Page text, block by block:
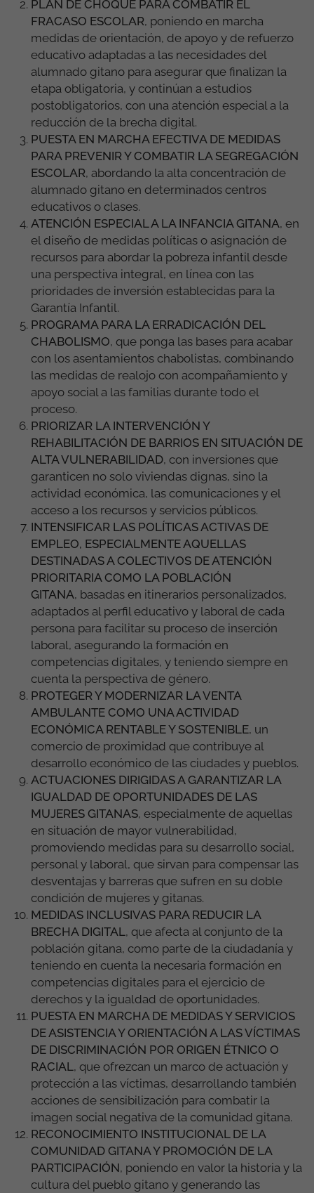
PLAN DE CHOQUE PARA COMBATIR EL
FRACASO ESCOLAR, poniendo en marcha
medidas de orientación, de apoyo y de refuerzo
educativo adaptadas a las necesidades del
alumnado gitano para asegurar que finalizan la
etapa obligatoria, y continúan a estudios
postobligatorios, con una atención especial a la
reducción de la brecha digital.
PUESTA EN MARCHA EFECTIVA DE MEDIDAS
PARA PREVENIR Y COMBATIR LA SEGREGACIÓN
ESCOLAR, abordando la alta concentración de
alumnado gitano en determinados centros
educativos o clases.
ATENCIÓN ESPECIAL A LA INFANCIA GITANA, en
el diseño de medidas políticas o asignación de
recursos para abordar la pobreza infantil desde
una perspectiva integral, en línea con las
prioridades de inversión establecidas para la
Garantía Infantil.
PROGRAMA PARA LA ERRADICACIÓN DEL
CHABOLISMO, que ponga las bases para acabar
con los asentamientos chabolistas, combinando
las medidas de realojo con acompañamiento y
apoyo social a las familias durante todo el
proceso.
PRIORIZAR LA INTERVENCIÓN Y
REHABILITACIÓN DE BARRIOS EN SITUACIÓN DE
ALTA VULNERABILIDAD, con inversiones que
garanticen no solo viviendas dignas, sino la
actividad económica, las comunicaciones y el
acceso a los recursos y servicios públicos.
INTENSIFICAR LAS POLÍTICAS ACTIVAS DE
EMPLEO, ESPECIALMENTE AQUELLAS
DESTINADAS A COLECTIVOS DE ATENCIÓN
PRIORITARIA COMO LA POBLACIÓN
GITANA, basadas en itinerarios personalizados,
adaptados al perfil educativo y laboral de cada
persona para facilitar su proceso de inserción
laboral, asegurando la formación en
competencias digitales, y teniendo siempre en
cuenta la perspectiva de género.
PROTEGER Y MODERNIZAR LA VENTA
AMBULANTE COMO UNA ACTIVIDAD
ECONÓMICA RENTABLE Y SOSTENIBLE, un
comercio de proximidad que contribuye al
desarrollo económico de las ciudades y pueblos.
ACTUACIONES DIRIGIDAS A GARANTIZAR LA
IGUALDAD DE OPORTUNIDADES DE LAS
MUJERES GITANAS, especialmente de aquellas
en situación de mayor vulnerabilidad,
promoviendo medidas para su desarrollo social,
personal y laboral, que sirvan para compensar las
desventajas y barreras que sufren en su doble
condición de mujeres y gitanas.
MEDIDAS INCLUSIVAS PARA REDUCIR LA
BRECHA DIGITAL, que afecta al conjunto de la
población gitana, como parte de la ciudadanía y
teniendo en cuenta la necesaria formación en
competencias digitales para el ejercicio de
derechos y la igualdad de oportunidades.
PUESTA EN MARCHA DE MEDIDAS Y SERVICIOS
DE ASISTENCIA Y ORIENTACIÓN A LAS VÍCTIMAS
DE DISCRIMINACIÓN POR ORIGEN ÉTNICO O
RACIAL, que ofrezcan un marco de actuación y
protección a las víctimas, desarrollando también
acciones de sensibilización para combatir la
imagen social negativa de la comunidad gitana.
RECONOCIMIENTO INSTITUCIONAL DE LA
COMUNIDAD GITANA Y PROMOCIÓN DE LA
PARTICIPACIÓN, poniendo en valor la historia y la
cultura del pueblo gitano y generando las